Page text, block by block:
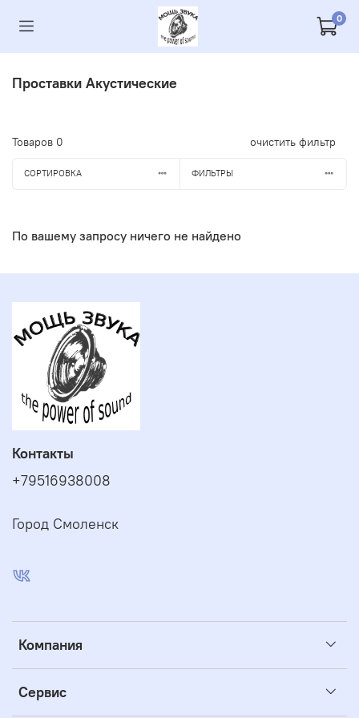
0
Проставки Акустические
Товаров 0 очистить фильтр
СОРТИРОВКА ФИЛЬТРЫ
По вашему запросу ничего не найдено
Компания
Сервис
Контакты
+79516938008
Город Смоленск